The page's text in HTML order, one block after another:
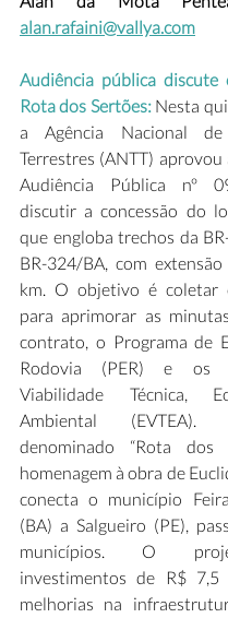
alan.rafaini@vallya.com
Audiência pública discute
Rota dos Sertões: Nesta
a Agência Nacional de
Terrestres (ANTT)
Audiência Pública nº
discutir a concessão do
que engloba trechos da
BR-324/BA, com
km. O objetivo é coletar
para aprimorar as
contrato, o Programa de
Rodovia (PER) e os
Viabilidade Técnica,
Ambiental
denominado “Rota dos
homenagem à obra de
conecta o município
(BA) a Salgueiro (PE),
municípios. O
investimentos de R$ 7,5
melhorias na